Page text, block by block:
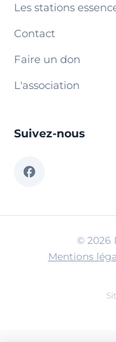
Les stations
Contact
Faire un don
L'association
Suivez-nous
© 2026
Mentions